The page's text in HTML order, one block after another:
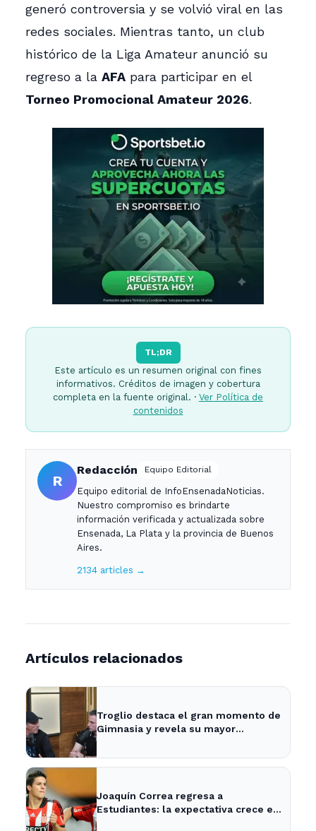
generó controversia y se volvió viral en las
redes sociales. Mientras tanto, un club
histórico de la Liga Amateur anunció su
regreso a la AFA para participar en el
Torneo Promocional Amateur 2026.
TL;DR
Este artículo es un resumen original con fines
informativos. Créditos de imagen y cobertura
completa en la fuente original. · Ver Política de
contenidos
R
Redacción Equipo Editorial
Equipo editorial de InfoEnsenadaNoticias.
Nuestro compromiso es brindarte
información verificada y actualizada sobre
Ensenada, La Plata y la provincia de Buenos
Aires.
2134 articles →
Artículos relacionados
Troglio destaca el gran momento de
Gimnasia y revela su mayor
Joaquín Correa regresa a
Estudiantes: la expectativa crece en